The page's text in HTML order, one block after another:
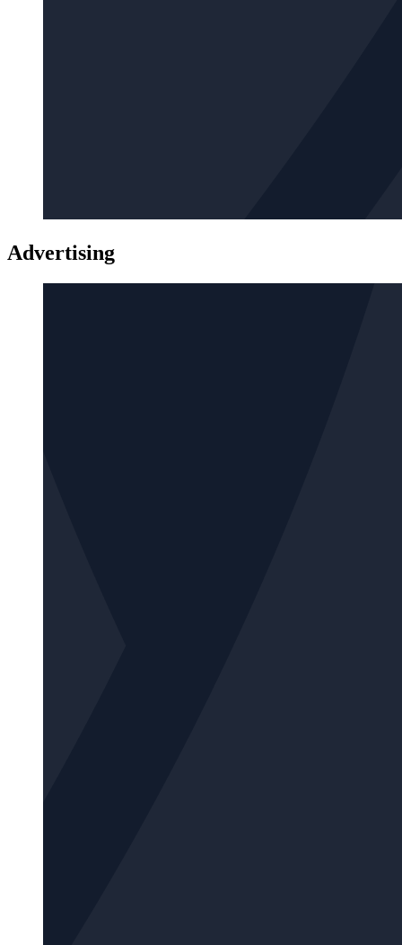
Advertising